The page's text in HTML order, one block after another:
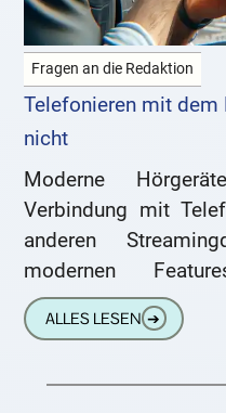
Fragen an die Redaktion
Telefonieren mit
nicht
Moderne
Verbindung mit
anderen
modernen
Hörgeräteträger
ist, wenn das nicht
ALLES LESEN ➔